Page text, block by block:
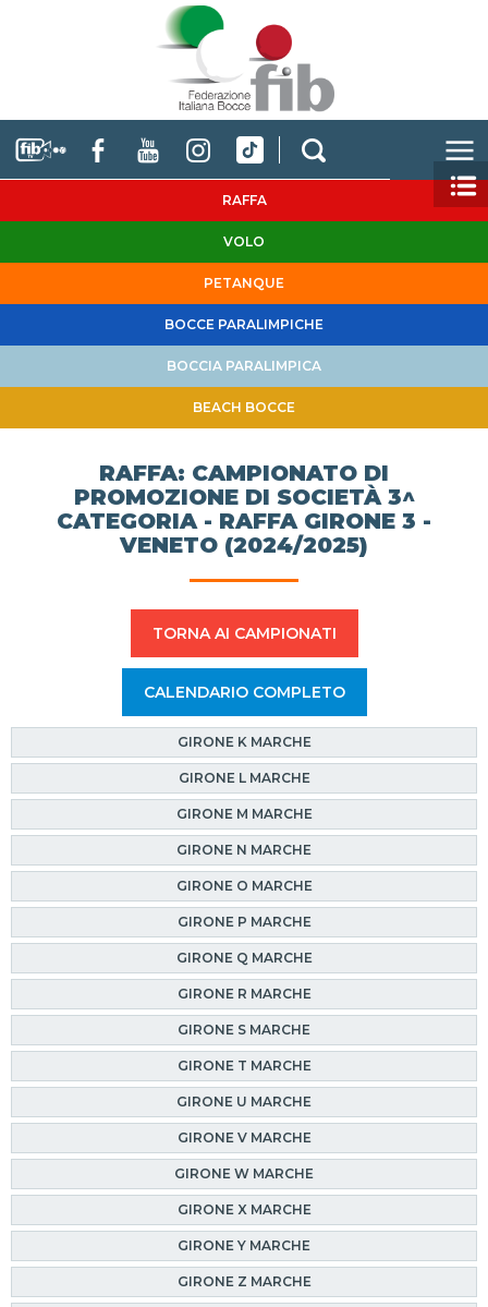
RAFFA
VOLO
PETANQUE
BOCCE PARALIMPICHE
BOCCIA PARALIMPICA
BEACH BOCCE
RAFFA: CAMPIONATO DI
PROMOZIONE DI SOCIETÀ 3^
CATEGORIA - RAFFA GIRONE 3 -
VENETO (2024/2025)
TORNA AI CAMPIONATI
CALENDARIO COMPLETO
GIRONE K MARCHE
GIRONE L MARCHE
GIRONE M MARCHE
GIRONE N MARCHE
GIRONE O MARCHE
GIRONE P MARCHE
GIRONE Q MARCHE
GIRONE R MARCHE
GIRONE S MARCHE
GIRONE T MARCHE
GIRONE U MARCHE
GIRONE V MARCHE
GIRONE W MARCHE
GIRONE X MARCHE
GIRONE Y MARCHE
GIRONE Z MARCHE